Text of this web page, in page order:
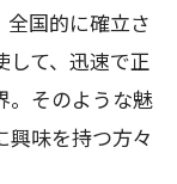
国的に確立さ
して、迅速で正
。そのような魅
興味を持つ方々